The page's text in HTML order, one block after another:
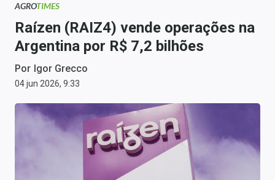
Newsletters
Money Trader
Anuncie
Últimas Notícias
Newsletters
AGROTIMES
Raízen (RAIZ4) vende operações na
Argentina por R$ 7,2 bilhões
Por Igor Grecco
04 jun 2026, 9:33